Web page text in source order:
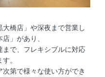
橋店」や深夜まで営業し
」があり、
まで、フレキシブルに対応
。
第で様々な使い方ができ